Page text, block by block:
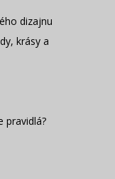
dizajnu
krásy a
pravidlá?